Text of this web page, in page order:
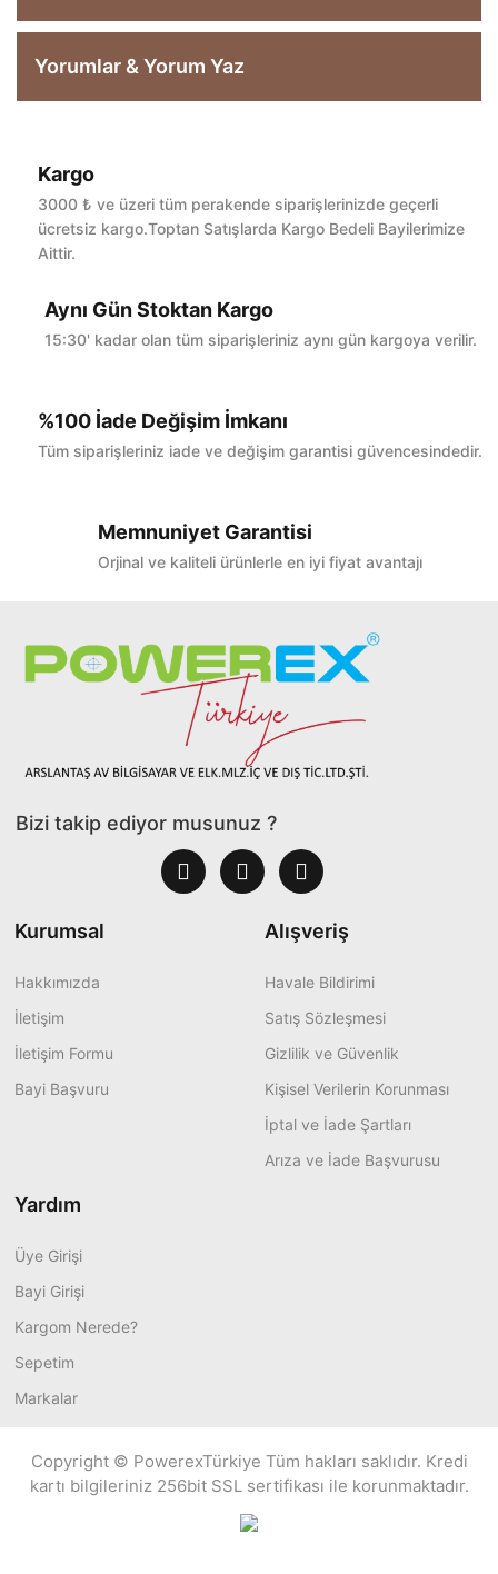
Yorumlar & Yorum Yaz
Bu ürüne ilk yorumu siz yapın!
Kargo
3000 ₺ ve üzeri tüm perakende siparişlerinizde geçerli
ücretsiz kargo.Toptan Satışlarda Kargo Bedeli Bayilerimize
Aittir.
Aynı Gün Stoktan Kargo
15:30' kadar olan tüm siparişleriniz aynı gün kargoya verilir.
%100 İade Değişim İmkanı
Tüm siparişleriniz iade ve değişim garantisi güvencesindedir.
Memnuniyet Garantisi
Orjinal ve kaliteli ürünlerle en iyi fiyat avantajı
Bizi takip ediyor musunuz ?
Kurumsal
Hakkımızda
İletişim
İletişim Formu
Bayi Başvuru
Alışveriş
Havale Bildirimi
Satış Sözleşmesi
Gizlilik ve Güvenlik
Kişisel Verilerin Korunması
İptal ve İade Şartları
Arıza ve İade Başvurusu
Yardım
Üye Girişi
Bayi Girişi
Kargom Nerede?
Sepetim
Markalar
Copyright © PowerexTürkiye Tüm hakları saklıdır. Kredi
kartı bilgileriniz 256bit SSL sertifikası ile korunmaktadır.